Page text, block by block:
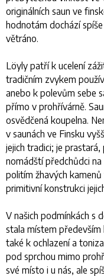
originálních saun ve
hodnotám dochází
větráno.
Löyly patří k ucelení
tradičním zvykem
anebo k polevům sebe
přímo v prohřívárně.
osvědčená koupelna.
v saunách ve Finsku
jejich tradici; je
nomádští předchůdci
politím žhavých
primitivní konstrukci
V našich podmínkách s
stala místem především
také k ochlazení a
pod sprchou mimo
své místo i u nás, ale